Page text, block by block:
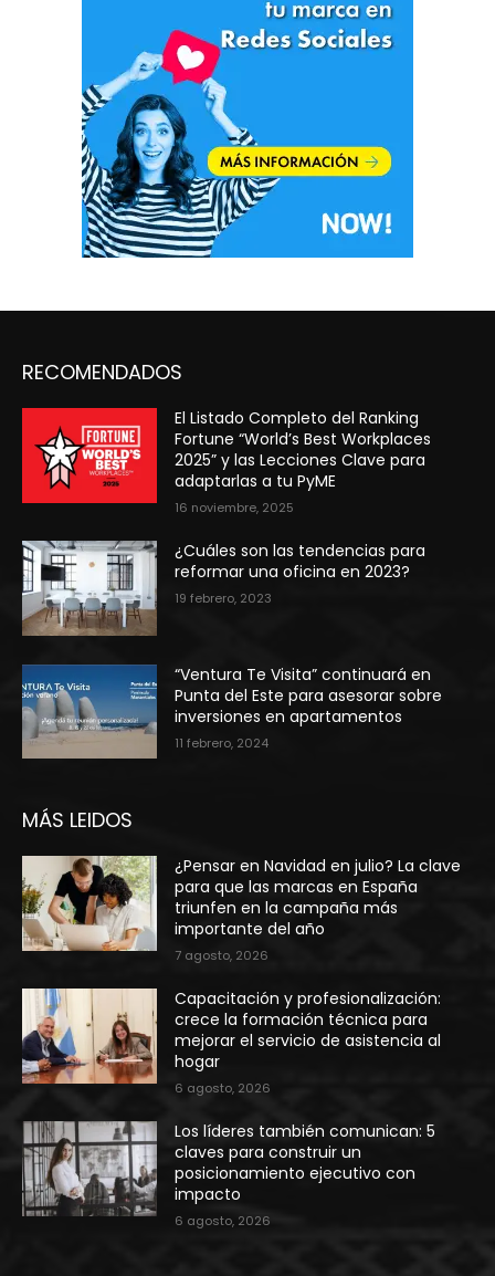
RECOMENDADOS
El Listado Completo del Ranking
Fortune “World’s Best Workplaces
2025” y las Lecciones Clave para
adaptarlas a tu PyME
16 noviembre, 2025
¿Cuáles son las tendencias para
reformar una oficina en 2023?
19 febrero, 2023
“Ventura Te Visita” continuará en
Punta del Este para asesorar sobre
inversiones en apartamentos
11 febrero, 2024
MÁS LEIDOS
¿Pensar en Navidad en julio? La clave
para que las marcas en España
triunfen en la campaña más
importante del año
7 agosto, 2026
Capacitación y profesionalización:
crece la formación técnica para
mejorar el servicio de asistencia al
hogar
6 agosto, 2026
Los líderes también comunican: 5
claves para construir un
posicionamiento ejecutivo con
impacto
6 agosto, 2026